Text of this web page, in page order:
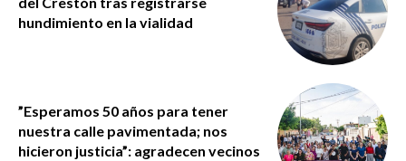
hundimiento en la vialidad
”Esperamos 50 años para tener
nuestra calle pavimentada; nos
hicieron justicia”: agradecen vecinos